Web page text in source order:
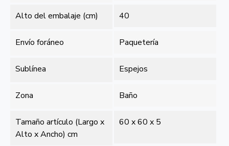
Alto del embalaje (cm) 40
Envío foráneo Paquetería
Sublínea Espejos
Zona Baño
Tamaño artículo (Largo x
Alto x Ancho) cm
60 x 60 x 5